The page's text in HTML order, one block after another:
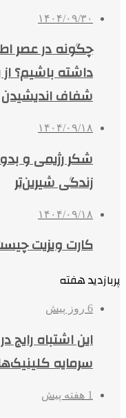
۱۴۰۴/۰۹/۳۰
چگونه در عصر
داشته باشیم؟
شفاف اندیشیدن
۱۴۰۴/۰۹/۱۸
شکر رژیمی و
زندگی شیرین‌تر
۱۴۰۴/۰۹/۱۸
کارت ویزیت
پربازدید هفته
6 روز پیش
این اشتباه رایج
سرمایه
1 هفته پیش